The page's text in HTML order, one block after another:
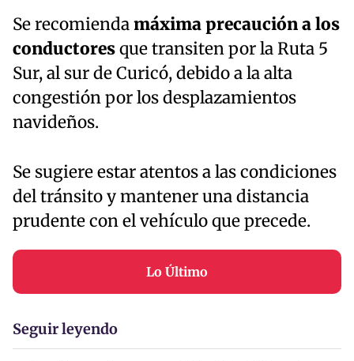
Se recomiendamáxima precaución a los
conductoresque transiten por la Ruta 5
Sur, al sur de Curicó, debido a la alta
congestión por los desplazamientos
navideños.
Se sugiere estar atentos a las condiciones
del tránsito y mantener una distancia
prudente con el vehículo que precede.
Lo Último
Seguir leyendo